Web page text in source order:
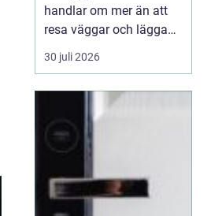
handlar om mer än att
resa väggar och lägga
ett tak. Ett timmerhus är
ett långsiktigt hem,
som andas, åldras
vackert och ger en varm,
ombonad känsla.
att fler söker hållbara
boen...
30 juli 2026